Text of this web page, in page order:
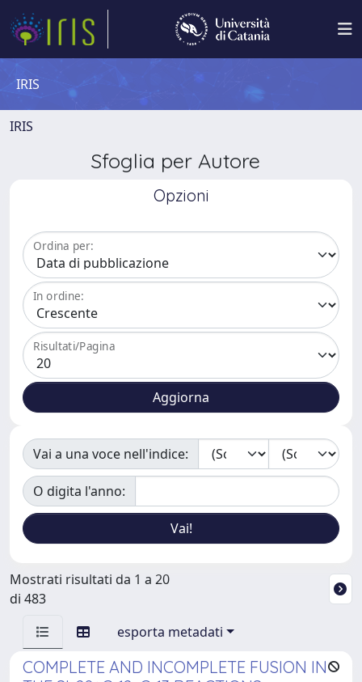
IRIS
IRIS
Sfoglia per Autore
Opzioni
Ordina per:
In ordine:
Risultati/Pagina
Vai a una voce nell'indice:
O digita l'anno:
Mostrati risultati da 1 a 20
di 483
esporta metadati
COMPLETE AND INCOMPLETE FUSION IN